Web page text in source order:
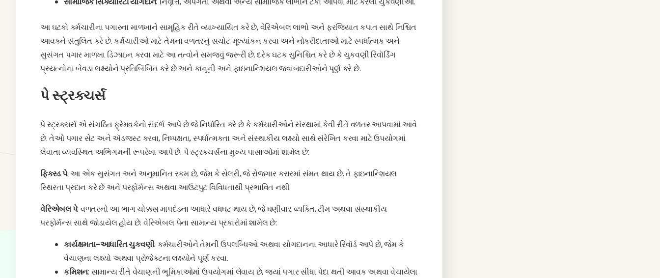
આ ઘટકો કર્મચારીના પગારના માળખાને સામૂહિક રીતે વ્યાખ્યાયિત કરે છે, વેરિએબલ લાભો અને ફરજિયાત કપાત સાથે નિશ્ચિત
આવકને સંતુલિત કરે છે. કર્મચારીઓ માટે તેમના વળતરનું સચોટ મૂલ્યાંકન કરવા અને નોકરીદાતાઓ માટે સ્પર્ધાત્મક અને
સુસંગત પગાર માળખા ડિઝાઇન કરવા માટે આ તત્વોને સમજવું જરૂરી છે. દરેક ઘટક સુનિશ્ચિત કરે છે કે ચુકવણી રિવૉર્ડિંગ
પ્રયત્નોના બેવડા લક્ષ્યોને પ્રતિબિંબિત કરે છે અને કાનૂની અને ફાઇનાન્શિયલ જવાબદારીઓને પૂર્ણ કરે છે.
પે સ્ટ્રક્ચર્સ
પે સ્ટ્રક્ચર્સ એ સંગઠિત ફ્રેમવર્કનો સંદર્ભ આપે છે જે નિર્ધારિત કરે છે કે કર્મચારીઓને સંસ્થામાં કેવી રીતે વળતર આપવામાં આવે
છે. તેઓ પગાર સેટ અને ઍડજસ્ટ કરવા, નિષ્પક્ષતા, સ્પર્ધાત્મકતા અને સંસ્થાકીય લક્ષ્યો સાથે સંરેખિત કરવા માટે ઉપયોગમાં
લેવાતા વ્યવસ્થિત અભિગમની રૂપરેખા આપે છે. પે સ્ટ્રક્ચર્સના મુખ્ય પાસાઓમાં શામેલ છે:
ફિક્સ્ડ પે: આ એક સુસંગત અને અનુમાનિત રકમ છે, જેમ કે સેલરી, જે રોજગાર કરારમાં સંમત થાય છે. તે ફાઇનાન્શિયલ
સ્થિરતા પ્રદાન કરે છે અને પરફોર્મન્સ અથવા આઉટપુટ વિવિધતાથી પ્રભાવિત નથી.
વેરિએબલ પે: વળતરનો આ ભાગ ચોક્કસ માપદંડના આધારે વધઘટ થાય છે, જે ઘણીવાર વ્યક્તિ, ટીમ અથવા સંસ્થાકીય
પરફોર્મન્સ સાથે જોડાયેલ હોય છે. વેરિએબલ પેના સામાન્ય પ્રકારોમાં શામેલ છે:
કાર્યક્ષમતા-આધારિત ચુકવણી: કર્મચારીઓને તેમની ઉપલબ્ધિઓ અથવા યોગદાનના આધારે રિવૉર્ડ આપે છે, જેમ કે
વેચાણના લક્ષ્યો અથવા પ્રોજેક્ટના લક્ષ્યોને પૂર્ણ કરવા.
કમિશન: સામાન્ય રીતે વેચાણની ભૂમિકાઓમાં ઉપયોગમાં લેવાય છે, જ્યાં પગાર સીધા પેદા થતી આવક અથવા વેચાયેલા